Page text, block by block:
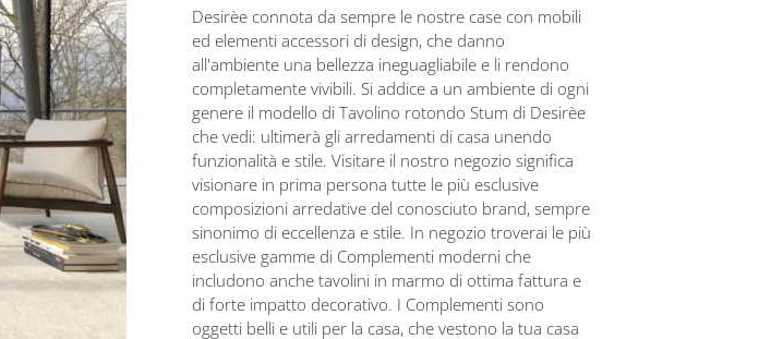
Desirèe connota da sempre le nostre case con mobili
ed elementi accessori di design, che danno
all'ambiente una bellezza ineguagliabile e li rendono
completamente vivibili. Si addice a un ambiente di ogni
genere il modello di Tavolino rotondo Stum di Desirèe
che vedi: ultimerà gli arredamenti di casa unendo
funzionalità e stile. Visitare il nostro negozio significa
visionare in prima persona tutte le più esclusive
composizioni arredative del conosciuto brand, sempre
sinonimo di eccellenza e stile. In negozio troverai le più
esclusive gamme di Complementi moderni che
includono anche tavolini in marmo di ottima fattura e
di forte impatto decorativo. I Complementi sono
oggetti belli e utili per la casa, che vestono la tua casa